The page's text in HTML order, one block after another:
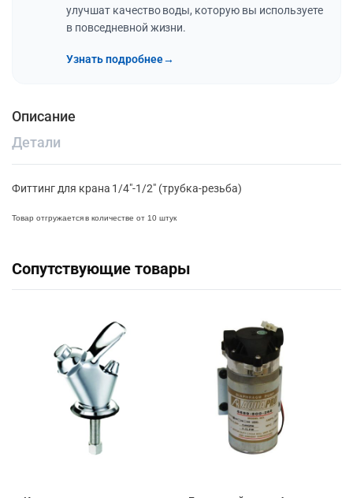
улучшат качество воды, которую вы используете
в повседневной жизни.
Узнать подробнее→
Описание
Детали
Фиттинг для крана 1/4″-1/2″ (трубка-резьба)
Товар отгружается в количестве от 10 штук
Сопутствующие товары